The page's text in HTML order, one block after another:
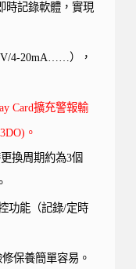
時記錄軟體，實現
4-20mA……），
Card擴充警報輸
。
換周期約為3個
。
功能（記錄/定時
保養簡單容易。